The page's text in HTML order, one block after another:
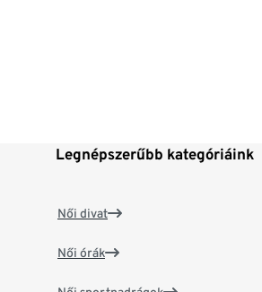
Legnépszerűbb kategóriáink
Női divat
Női órák